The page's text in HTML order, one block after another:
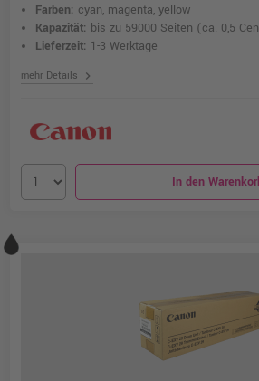
Farben: cyan, magenta, yellow
Kapazität: bis zu 59000 Seiten (ca. 0,5
Lieferzeit: 1-3 Werktage
mehr Details chevron_right
In den